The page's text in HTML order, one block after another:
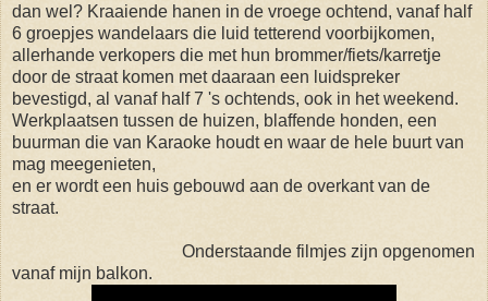
dan wel? Kraaiende hanen in de vroege ochtend, vanaf half
6 groepjes wandelaars die luid tetterend voorbijkomen,
allerhande verkopers die met hun brommer/fiets/karretje
door de straat komen met daaraan een luidspreker
bevestigd, al vanaf half 7 's ochtends, ook in het weekend.
Werkplaatsen tussen de huizen, blaffende honden, een
buurman die van Karaoke houdt en waar de hele buurt van
mag meegenieten,
en er wordt een huis gebouwd aan de overkant van de
straat.
Onderstaande filmjes zijn opgenomen
vanaf mijn balkon.